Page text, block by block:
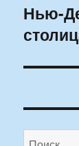
запись:
Нью-
Искать: